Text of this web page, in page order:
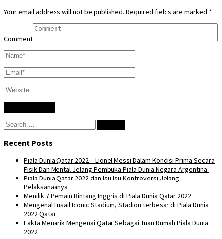
Your email address will not be published. Required fields are marked *
Comment
Search
for:
Recent Posts
Piala Dunia Qatar 2022 – Lionel Messi Dalam Kondisi Prima Secara
Fisik Dan Mental Jelang Pembuka Piala Dunia Negara Argentina.
Piala Dunia Qatar 2022 dan Isu-Isu Kontroversi Jelang
Pelaksanaanya
Menilik 7 Pemain Bintang Inggris di Piala Dunia Qatar 2022
Mengenal Lusail Iconic Stadium, Stadion terbesar di Piala Dunia
2022 Qatar
Fakta Menarik Mengenai Qatar Sebagai Tuan Rumah Piala Dunia
2022